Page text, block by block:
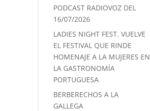
PODCAST RADIOVOZ DEL
16/07/2026
LADIES NIGHT FEST. VUELVE
EL FESTIVAL QUE RINDE
HOMENAJE A LA MUJERES EN
LA GASTRONOMÍA
PORTUGUESA
BERBERECHOS A LA
GALLEGA